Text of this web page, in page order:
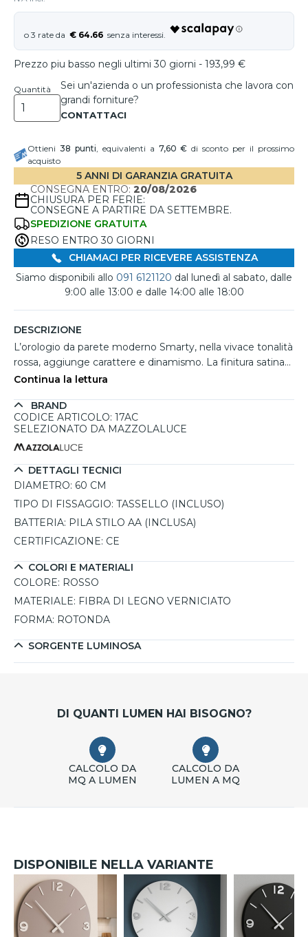
€ 64.66
Prezzo piu basso negli ultimi 30 giorni - 193,99 €
Quantità
Sei un'azienda o un professionista che lavora con
grandi forniture?
Ottieni 38 punti, equivalenti a 7,60 € di sconto per il prossimo
acquisto
5 ANNI DI GARANZIA GRATUITA
CONSEGNA ENTRO: 20/08/2026
CHIUSURA PER FERIE:
CONSEGNE A PARTIRE DA SETTEMBRE.
SPEDIZIONE GRATUITA
RESO ENTRO 30 GIORNI
CHIAMACI PER RICEVERE ASSISTENZA
Siamo disponibili allo 091 6121120 dal lunedì al sabato, dalle
9:00 alle 13:00 e dalle 14:00 alle 18:00
DESCRIZIONE
L’orologio da parete moderno Smarty, nella vivace tonalità
rossa, aggiunge carattere e dinamismo. La finitura satinata
su fibra di legno verniciato, unita alle lancette in metallo
Artigianalmente realizzato in Italia, è dotato di un
meccanismo tedesco silenzioso che assicura precisione e
unisce funzionalità e stile in un formato compatto e di
facile installazione, pensato per chi cerca dettagli di design
senza rinunciare alla praticità.
Continua la lettura
BRAND
CODICE ARTICOLO: 17AC
SELEZIONATO DA MAZZOLALUCE
DETTAGLI TECNICI
DIAMETRO: 60 CM
TIPO DI FISSAGGIO: TASSELLO (INCLUSO)
BATTERIA: PILA STILO AA (INCLUSA)
CERTIFICAZIONE: CE
COLORI E MATERIALI
COLORE: ROSSO
MATERIALE: FIBRA DI LEGNO VERNICIATO
FORMA: ROTONDA
SORGENTE LUMINOSA
DI QUANTI LUMEN HAI BISOGNO?
CALCOLO DA
MQ A LUMEN
CALCOLO DA
LUMEN A MQ
DISPONIBILE NELLA VARIANTE